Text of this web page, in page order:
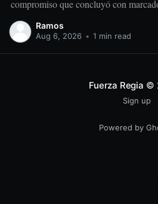
compromiso que concluyó con
conjunto visitante. Dorados tomó
mitad con parciales de 28-15 y 26-13.
Ramos
Aug 6, 2026 • 1 min read
Fuerza Regia ©
Sign up
Powered by